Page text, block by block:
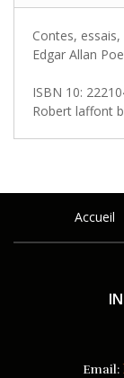
Contes,
Edgar Allan
ISBN 10:
Robert laffont
Accueil
Email: